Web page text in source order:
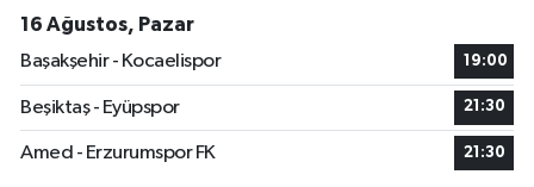
16 Ağustos, Pazar
Başakşehir - Kocaelispor
19:00
Beşiktaş - Eyüpspor 21:30
Amed - Erzurumspor FK 21:30